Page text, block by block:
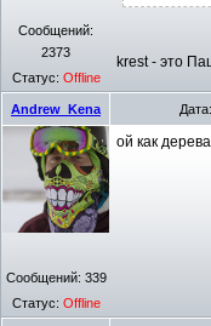
Сообщений:
2373
Статус: Offline
krest - это
Andrew_Kena
Сообщений: 339
Статус: Offline
ой как